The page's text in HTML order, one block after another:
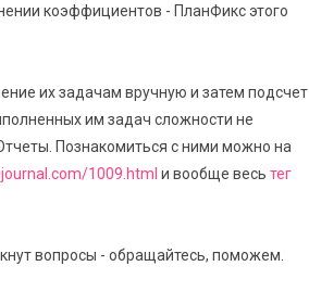
коэффициентов - ПланФикс этого
их задачам вручную и затем подсчет
им задач сложности не
Познакомиться с ними можно на
1009.html и вообще весь тег
вопросы - обращайтесь, поможем.